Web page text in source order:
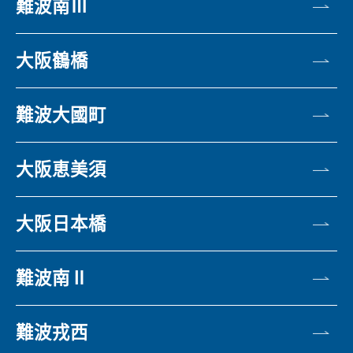
難波南Ⅲ
大阪鶴橋
難波大國町
大阪恵美須
大阪日本橋
難波南Ⅱ
難波戎西